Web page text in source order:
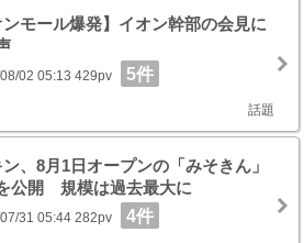
モール爆発】イオン幹部の会見に
02 05:13 429pv 5件
話題
、8月1日オープンの「みそきん」
公開 規模は過去最大に
31 05:44 282pv 4件